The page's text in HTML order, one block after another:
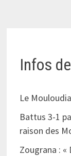
Infos
Le
Battus 3-1
raison des
Zougrana : «